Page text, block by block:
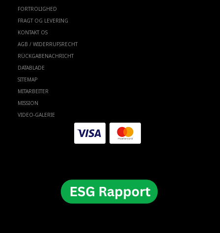
FORTROLIGHED
FRAGT OG LEVERING
KONTAKT OS
AGB / WIDERRUFSRECHT
RÜCKGABENACHRICHT
DATABLADE
SITEMAP
MITARBEITER
MISSION
VIDEO-GALERIE